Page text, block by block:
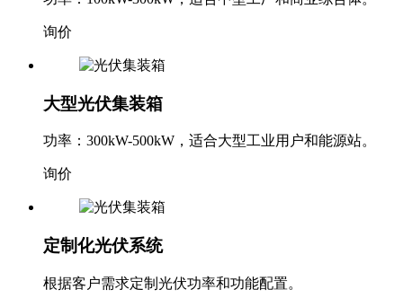
询价
大型光伏集装箱
功率：300kW-500kW，适合大型工业用户和能源站。
询价
定制化光伏系统
根据客户需求定制光伏功率和功能配置。